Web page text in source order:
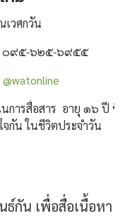
วศกวัน
๐๙๕-๖๒๕-๖๙๕๕
@watonline
การสื่อสาร  อายุ ๑๖ ปี ขึ้
จกัน ในชีวิตประจำวัน
กัน เพื่อสื่อเนื้อหา